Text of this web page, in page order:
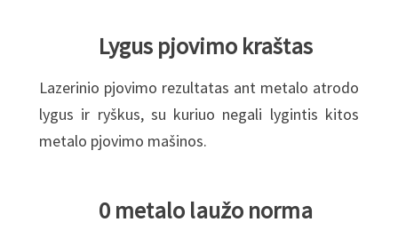
Lygus pjovimo kraštas
Lazerinio pjovimo rezultatas ant metalo atrodo
lygus ir ryškus, su kuriuo negali lygintis kitos
metalo pjovimo mašinos.
0 metalo laužo norma